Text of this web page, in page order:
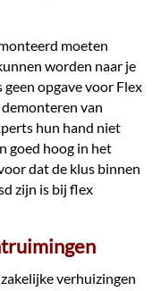
moeten
worden naar je
opgave voor Flex
van
hun hand niet
goed hoog in het
dat de klus binnen
zijn is bij flex
verhuizingen